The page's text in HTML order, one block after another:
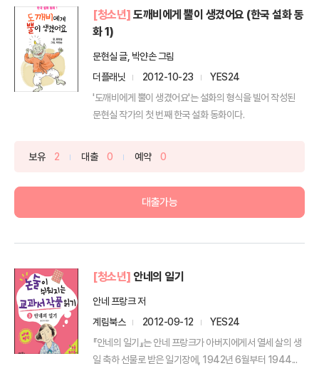
[청소년] 도깨비에게 뿔이 생겼어요 (한국 설화 동
화 1)
문현실 글, 박얀손 그림
더플래닛
2012-10-23
YES24
'도깨비에게 뿔이 생겼어요'는 설화의 형식을 빌어 작성된
문현실 작가의 첫 번째 한국 설화 동화이다.
보유 2 대출 0 예약 0
대출가능
[청소년] 안네의 일기
안네 프랑크 저
계림북스
2012-09-12
YES24
『안네의 일기』는 안네 프랑크가 아버지에게서 열세 살의 생
일 축하 선물로 받은 일기장에, 1942년 6월부터 1944...